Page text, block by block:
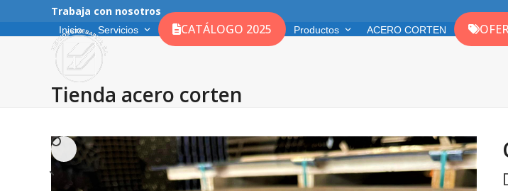
Trabaja con nosotros
Inicio Servicios CATÁLOGO 2025 Productos ACERO CORTEN
Tienda acero corten